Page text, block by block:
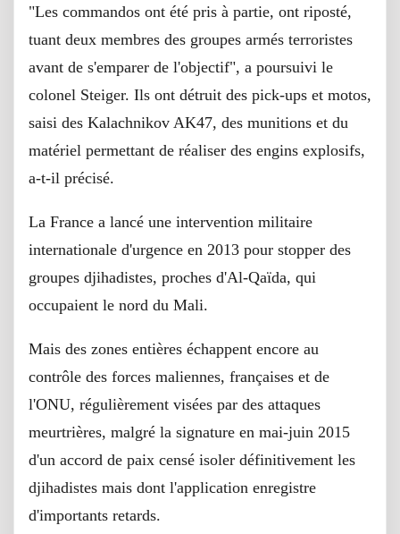
"Les commandos ont été pris à partie, ont riposté,
tuant deux membres des groupes armés terroristes
avant de s'emparer de l'objectif", a poursuivi le
colonel Steiger. Ils ont détruit des pick-ups et motos,
saisi des Kalachnikov AK47, des munitions et du
matériel permettant de réaliser des engins explosifs,
a-t-il précisé.
La France a lancé une intervention militaire
internationale d'urgence en 2013 pour stopper des
groupes djihadistes, proches d'Al-Qaïda, qui
occupaient le nord du Mali.
Mais des zones entières échappent encore au
contrôle des forces maliennes, françaises et de
l'ONU, régulièrement visées par des attaques
meurtrières, malgré la signature en mai-juin 2015
d'un accord de paix censé isoler définitivement les
djihadistes mais dont l'application enregistre
d'importants retards.